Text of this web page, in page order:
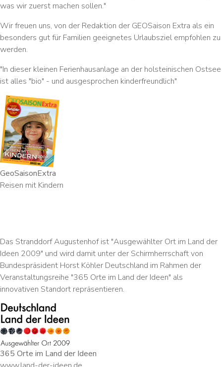
was wir zuerst machen sollen."
Wir freuen uns, von der Redaktion der GEOSaison Extra als ein
besonders gut für Familien geeignetes Urlaubsziel empfohlen zu
werden.
"In dieser kleinen Ferienhausanlage an der holsteinischen Ostsee
ist alles "bio" - und ausgesprochen kinderfreundlich"
GeoSaisonExtra
Reisen mit Kindern
Das Stranddorf Augustenhof ist "Ausgewählter Ort im Land der
Ideen 2009" und wird damit unter der Schirmherrschaft von
Bundespräsident Horst Köhler Deutschland im Rahmen der
Veranstaltungsreihe "365 Orte im Land der Ideen" als
innovativen Standort repräsentieren.
365 Orte im Land der Ideen